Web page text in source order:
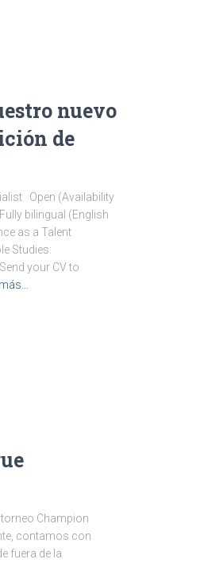
nuevo
de
Open (Availability
bilingual (English
as a Talent
Studies:
your CV to
torneo Champion
contamos con
fuera de la